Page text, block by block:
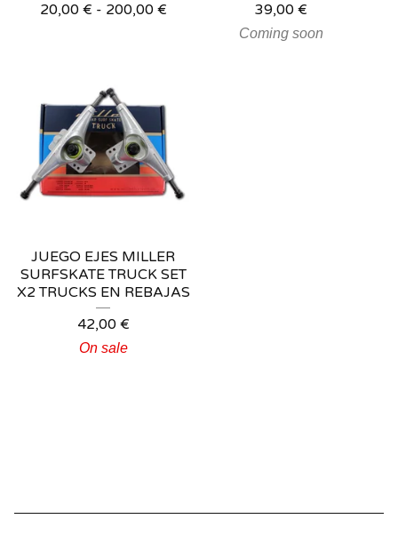
20,00 € - 200,00 €
39,00 €
Coming soon
JUEGO EJES MILLER
SURFSKATE TRUCK SET
X2 TRUCKS EN REBAJAS
42,00 €
On sale